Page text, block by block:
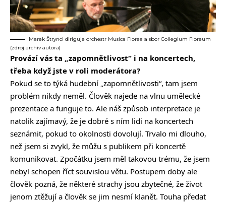
Marek Štryncl diriguje orchestr Musica Florea a sbor Collegium Floreum
(zdroj archiv autora)
Provází vás ta „zapomnětlivost“ i na koncertech,
třeba když jste v roli moderátora?
Pokud se to týká hudební „zapomnětlivosti“, tam jsem
problém nikdy neměl. Člověk najede na vlnu umělecké
prezentace a funguje to. Ale náš způsob interpretace je
natolik zajímavý, že je dobré s ním lidi na koncertech
seznámit, pokud to okolnosti dovolují. Trvalo mi dlouho,
než jsem si zvykl, že můžu s publikem při koncertě
komunikovat. Zpočátku jsem měl takovou trému, že jsem
nebyl schopen říct souvislou větu. Postupem doby ale
člověk pozná, že některé strachy jsou zbytečné, že život
jenom ztěžují a člověk se jim nesmí klanět. Touha předat